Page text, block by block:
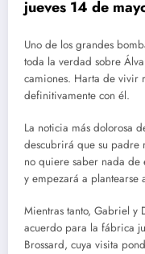
jueves 14 de
Uno de los grandes
toda la verdad sobre
camiones. Harta de
definitivamente con él.
La noticia más dolorosa
descubrirá que su padre
no quiere saber nada de
y empezará a plantearse
Mientras tanto, Gabriel y
acuerdo para la fábrica
Brossard, cuya visita